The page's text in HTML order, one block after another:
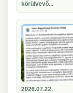
körülvevő...
2026.07.22.